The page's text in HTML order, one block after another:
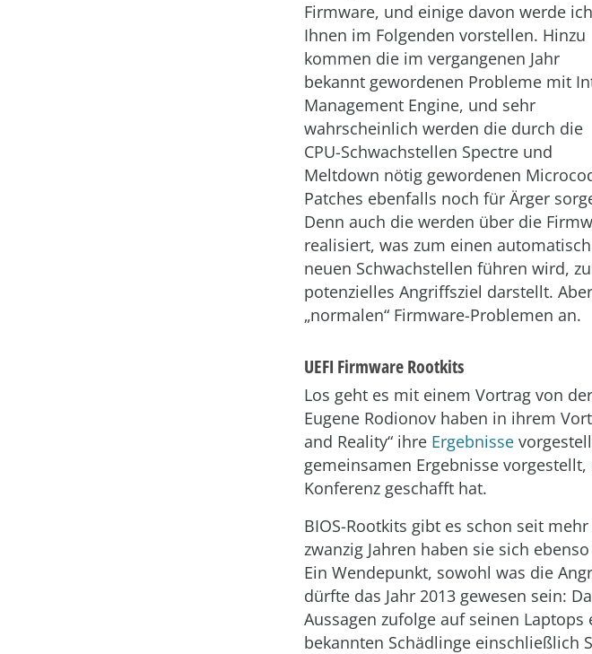
Firmware, und einige davon werde ich
Ihnen im Folgenden vorstellen. Hinzu
kommen die im vergangenen Jahr
bekannt gewordenen Probleme mit
Management Engine, und sehr
wahrscheinlich werden die durch die
CPU-Schwachstellen Spectre und
Meltdown nötig gewordenen
Patches ebenfalls noch für Ärger
Denn auch die werden über die
realisiert, was zum einen
neuen Schwachstellen führen wird,
potenzielles Angriffsziel darstellt.
„normalen“ Firmware-Problemen an.
UEFI Firmware Rootkits
Los geht es mit einem Vortrag von
Eugene Rodionov haben in ihrem
and Reality“ ihre Ergebnisse
gemeinsamen Ergebnisse
Konferenz geschafft hat.
BIOS-Rootkits gibt es schon seit
zwanzig Jahren haben sie sich
Ein Wendepunkt, sowohl was die
dürfte das Jahr 2013 gewesen sein:
Aussagen zufolge auf seinen
bekannten Schädlinge einschließlich